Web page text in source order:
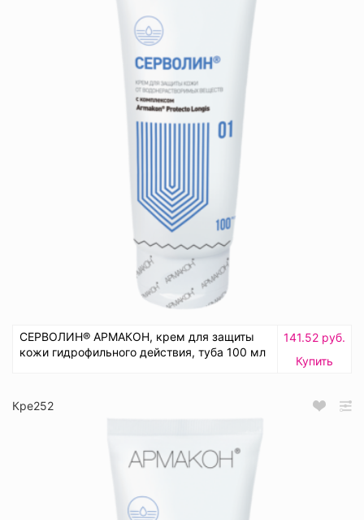
СЕРВОЛИН® АРМАКОН, крем для защиты
кожи гидрофильного действия, туба 100 мл
141.52 руб.
Купить
Кре252